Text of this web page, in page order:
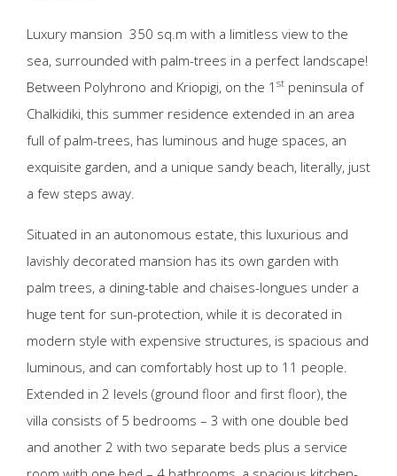
Luxury mansion 350 sq.m with a limitless view to the
sea, surrounded with palm-trees in a perfect landscape!
Between Polyhrono and Kriopigi, on the 1 st peninsula of
Chalkidiki, this summer residence extended in an area
full of palm-trees, has luminous and huge spaces, an
exquisite garden, and a unique sandy beach, literally, just
a few steps away.
Situated in an autonomous estate, this luxurious and
lavishly decorated mansion has its own garden with
palm trees, a dining-table and chaises-longues under a
huge tent for sun-protection, while it is decorated in
modern style with expensive structures, is spacious and
luminous, and can comfortably host up to 11 people.
Extended in 2 levels (ground floor and first floor), the
villa consists of 5 bedrooms – 3 with one double bed
and another 2 with two separate beds plus a service